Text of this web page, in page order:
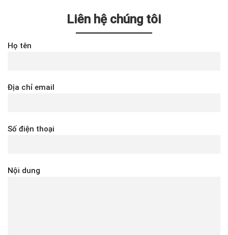
Liên hệ chúng tôi
Họ tên
Địa chỉ email
Số điện thoại
Nội dung